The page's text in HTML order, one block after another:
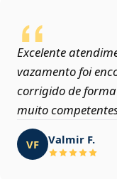
Excelente
vazamento foi
corrigido de
muito
VF Valmir F.